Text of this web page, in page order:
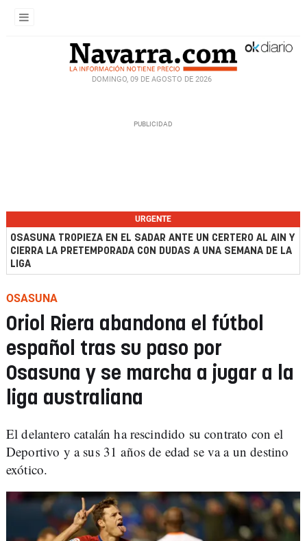
DOMINGO, 09 DE AGOSTO DE 2026
URGENTE
OSASUNA TROPIEZA EN EL SADAR ANTE UN CERTERO AL AIN Y
CIERRA LA PRETEMPORADA CON DUDAS A UNA SEMANA DE LA
LIGA
OSASUNA
Oriol Riera abandona el fútbol
español tras su paso por
Osasuna y se marcha a jugar a la
liga australiana
El delantero catalán ha rescindido su contrato con el
Deportivo y a sus 31 años de edad se va a un destino
exótico.